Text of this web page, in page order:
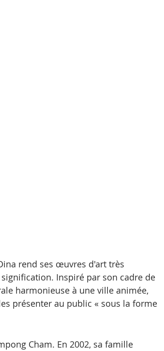
rend ses œuvres d'art très
Inspiré par son cadre de
harmonieuse à une ville animée,
présenter au public « sous la forme
Cham. En 2002, sa famille